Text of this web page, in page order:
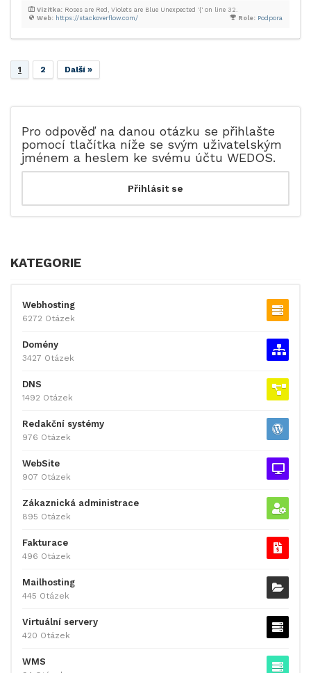
Role: Podpora
Web: https://stackoverflow.com/
Vizitka: Roses are Red, Violets are Blue Unexpected '{' on line 32.
1 2 Další »
Pro odpověď na danou otázku se přihlašte
pomocí tlačítka níže se svým uživatelským
jménem a heslem ke svému účtu WEDOS.
KATEGORIE
Webhosting
6272 Otázek
Domény
3427 Otázek
DNS
1492 Otázek
Redakční systémy
976 Otázek
WebSite
907 Otázek
Zákaznická administrace
895 Otázek
Fakturace
496 Otázek
Mailhosting
445 Otázek
Virtuální servery
420 Otázek
WMS